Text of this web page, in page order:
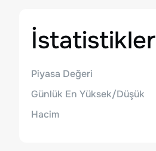
İstatistikler
Piyasa Değeri
Günlük En Yüksek/Düşük
Hacim